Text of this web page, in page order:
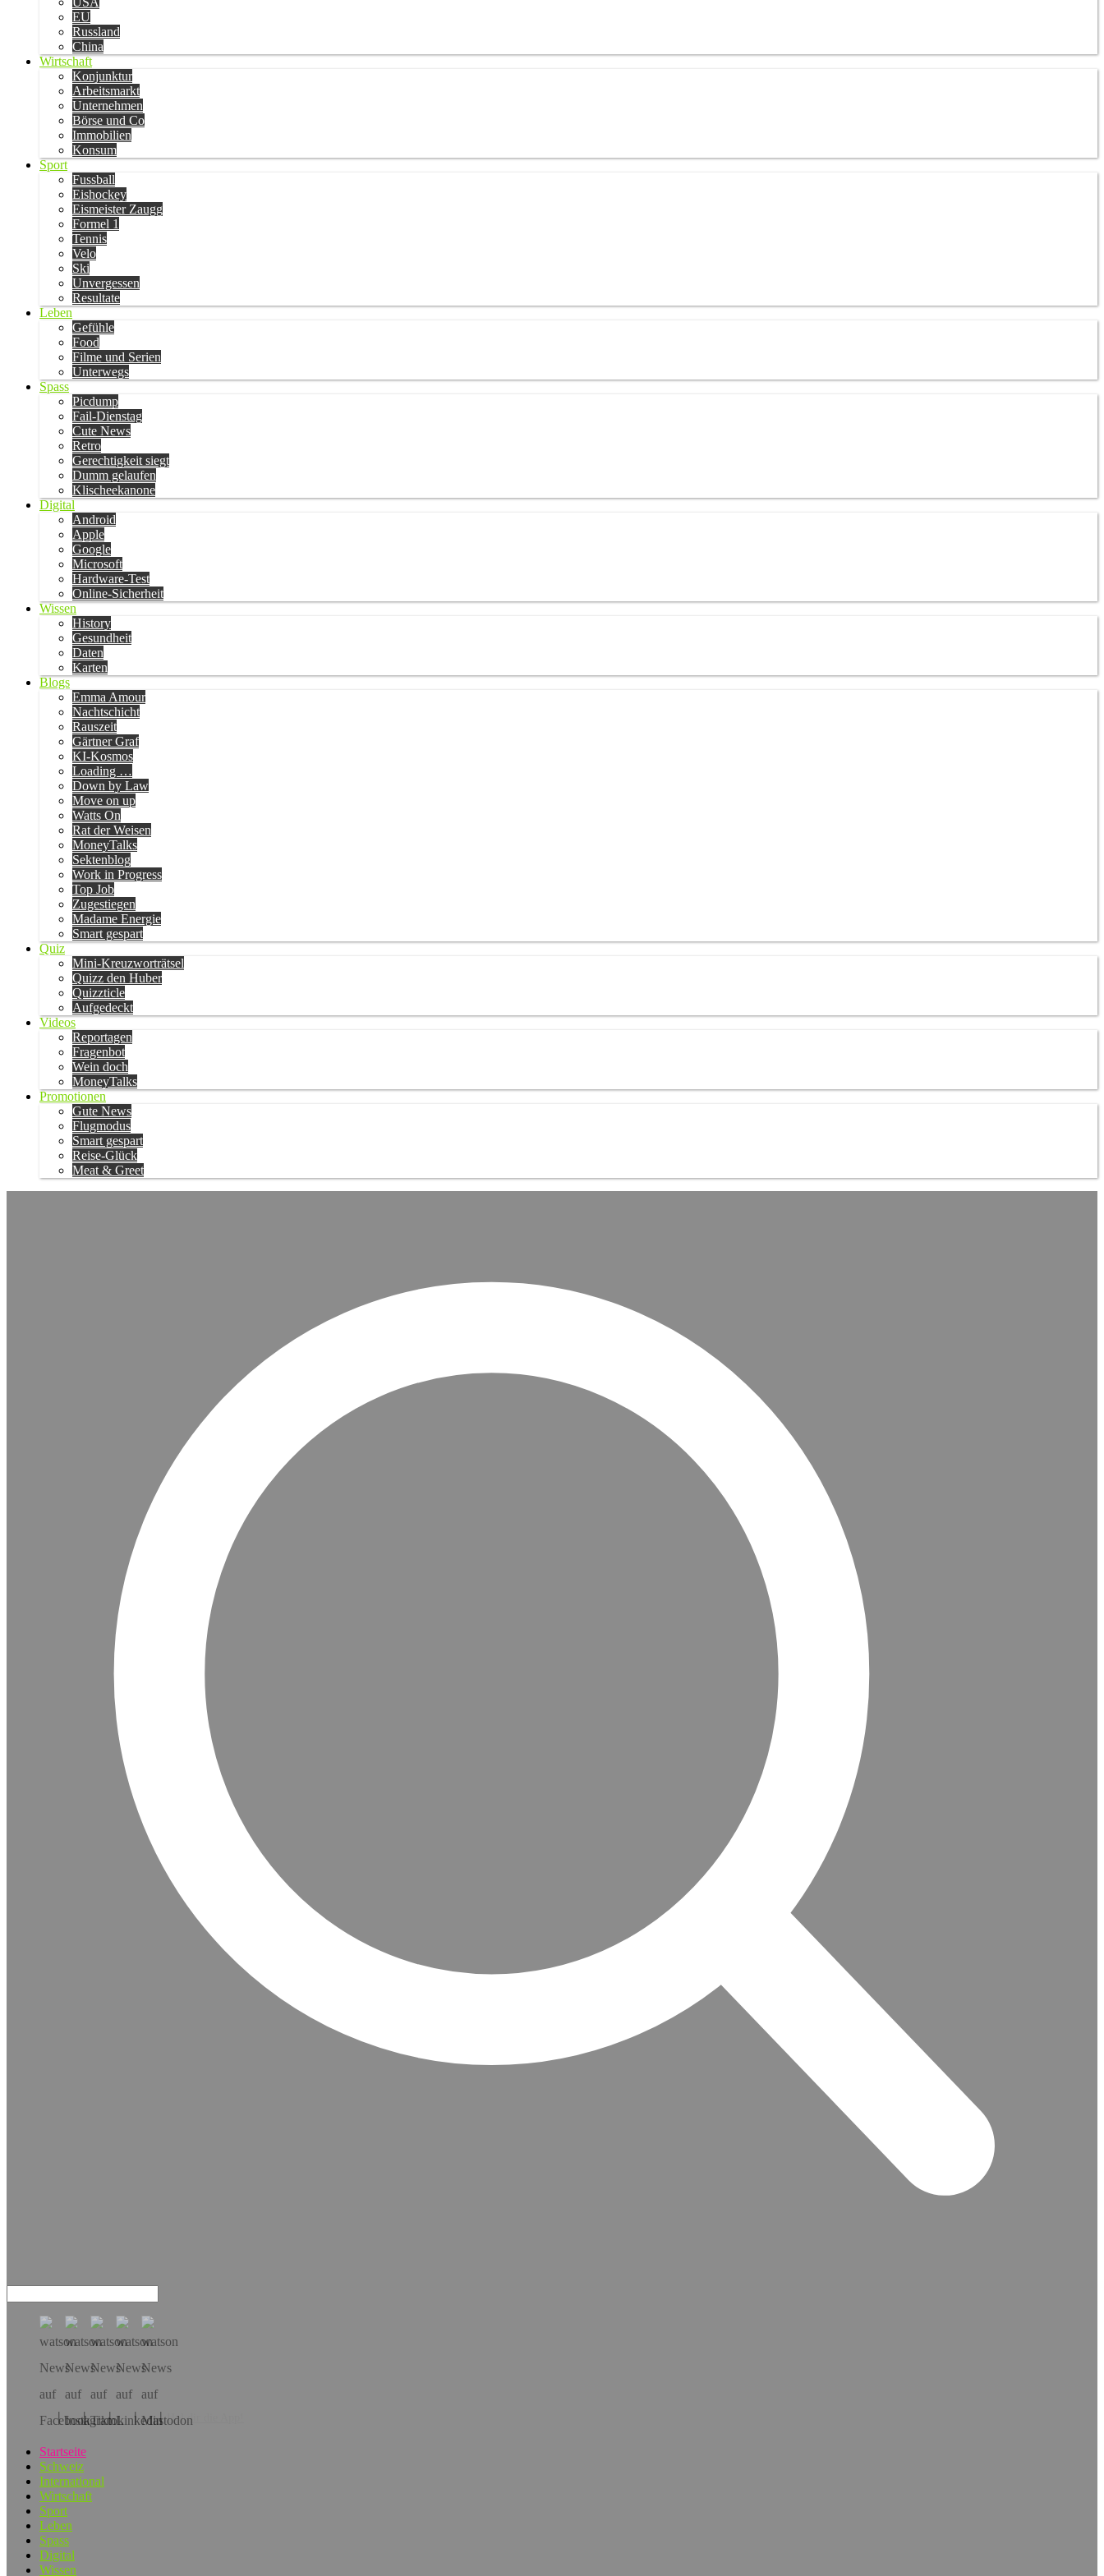
EU
Russland
China
Wirtschaft
Konjunktur
Arbeitsmarkt
Unternehmen
Börse und Co
Immobilien
Konsum
Sport
Fussball
Eishockey
Eismeister Zaugg
Formel 1
Tennis
Velo
Ski
Unvergessen
Resultate
Leben
Gefühle
Food
Filme und Serien
Unterwegs
Spass
Picdump
Fail-Dienstag
Cute News
Retro
Gerechtigkeit siegt
Dumm gelaufen
Klischeekanone
Digital
Android
Apple
Google
Microsoft
Hardware-Test
Online-Sicherheit
Wissen
History
Gesundheit
Daten
Karten
Blogs
Emma Amour
Nachtschicht
Rauszeit
Gärtner Graf
KI-Kosmos
Loading …
Down by Law
Move on up
Watts On
Rat der Weisen
MoneyTalks
Sektenblog
Work in Progress
Top Job
Zugestiegen
Madame Energie
Smart gespart
Quiz
Mini-Kreuzworträtsel
Quizz den Huber
Quizzticle
Aufgedeckt
Videos
Reportagen
Fragenbot
Wein doch
MoneyTalks
Promotionen
Gute News
Flugmodus
Smart gespart
Reise-Glück
Meat & Greet
Hol dir die App!
Startseite
Schweiz
International
Wirtschaft
Sport
Leben
Spass
Digital
Wissen